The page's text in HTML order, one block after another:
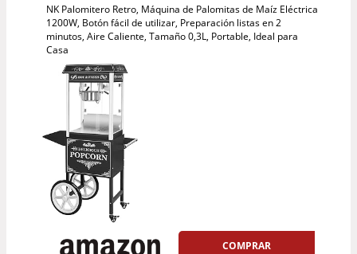
NK Palomitero Retro, Máquina de Palomitas de Maíz Eléctrica
1200W, Botón fácil de utilizar, Preparación listas en 2
minutos, Aire Caliente, Tamaño 0,3L, Portable, Ideal para
Casa
COMPRAR